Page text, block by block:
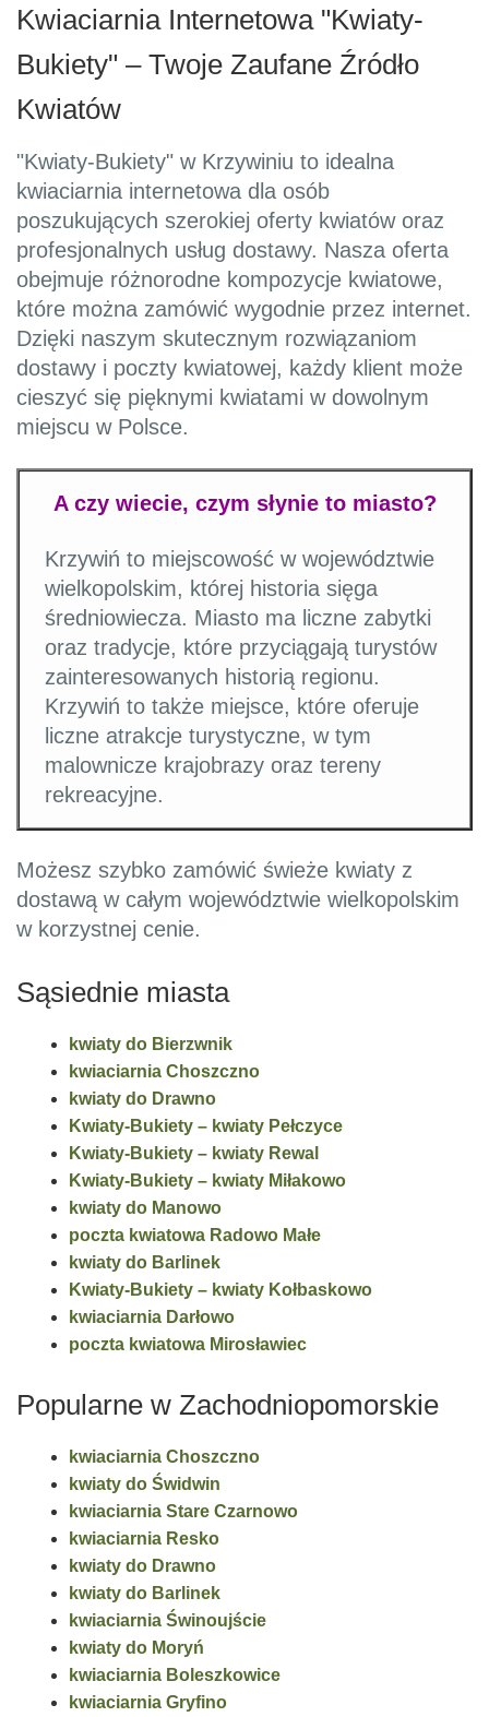
Kwiaciarnia Internetowa "Kwiaty-
Bukiety" – Twoje Zaufane Źródło
Kwiatów
"Kwiaty-Bukiety" w Krzywiniu to idealna
kwiaciarnia internetowa dla osób
poszukujących szerokiej oferty kwiatów oraz
profesjonalnych usług dostawy. Nasza oferta
obejmuje różnorodne kompozycje kwiatowe,
które można zamówić wygodnie przez internet.
Dzięki naszym skutecznym rozwiązaniom
dostawy i poczty kwiatowej, każdy klient może
cieszyć się pięknymi kwiatami w dowolnym
miejscu w Polsce.
A czy wiecie, czym słynie to miasto?
Krzywiń to miejscowość w województwie
wielkopolskim, której historia sięga
średniowiecza. Miasto ma liczne zabytki
oraz tradycje, które przyciągają turystów
zainteresowanych historią regionu.
Krzywiń to także miejsce, które oferuje
liczne atrakcje turystyczne, w tym
malownicze krajobrazy oraz tereny
rekreacyjne.
Możesz szybko zamówić świeże kwiaty z
dostawą w całym województwie wielkopolskim
w korzystnej cenie.
Sąsiednie miasta
kwiaty do Bierzwnik
kwiaciarnia Choszczno
kwiaty do Drawno
Kwiaty-Bukiety – kwiaty Pełczyce
Kwiaty-Bukiety – kwiaty Rewal
Kwiaty-Bukiety – kwiaty Miłakowo
kwiaty do Manowo
poczta kwiatowa Radowo Małe
kwiaty do Barlinek
Kwiaty-Bukiety – kwiaty Kołbaskowo
kwiaciarnia Darłowo
poczta kwiatowa Mirosławiec
Popularne w Zachodniopomorskie
kwiaciarnia Choszczno
kwiaty do Świdwin
kwiaciarnia Stare Czarnowo
kwiaciarnia Resko
kwiaty do Drawno
kwiaty do Barlinek
kwiaciarnia Świnoujście
kwiaty do Moryń
kwiaciarnia Boleszkowice
kwiaciarnia Gryfino